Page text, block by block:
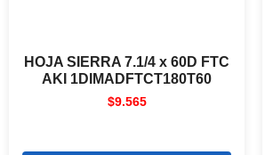
HOJA SIERRA 7.1/4 x 60D FTC
AKI 1DIMADFTCT180T60
$9.565